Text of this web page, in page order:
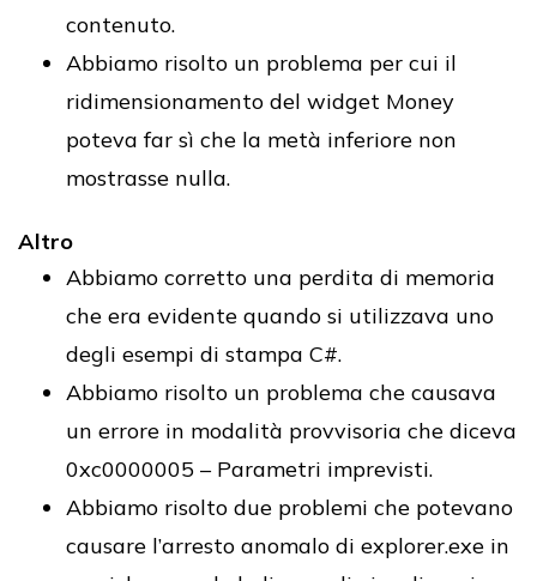
contenuto.
Abbiamo risolto un problema per cui il
ridimensionamento del widget Money
poteva far sì che la metà inferiore non
mostrasse nulla.
Altro
Abbiamo corretto una perdita di memoria
che era evidente quando si utilizzava uno
degli esempi di stampa C#.
Abbiamo risolto un problema che causava
un errore in modalità provvisoria che diceva
0xc0000005 – Parametri imprevisti.
Abbiamo risolto due problemi che potevano
causare l’arresto anomalo di explorer.exe in